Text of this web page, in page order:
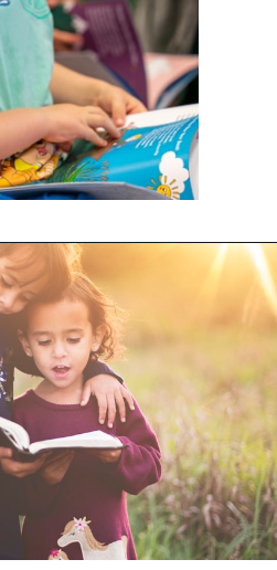
https://aprendemas.com.br/alfabetizacao-infantil/fatores-que-impedem-a-crianca-aprender-a-ler-e-escrever/